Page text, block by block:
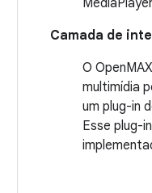
Camada de
O
multimídia
um plug-in
Esse plug-